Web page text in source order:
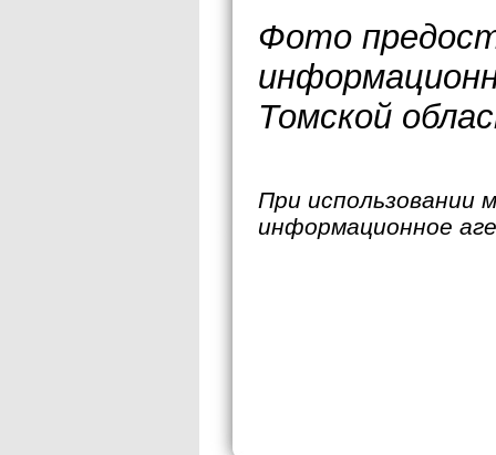
Фото
Томской
При использовании
информационное